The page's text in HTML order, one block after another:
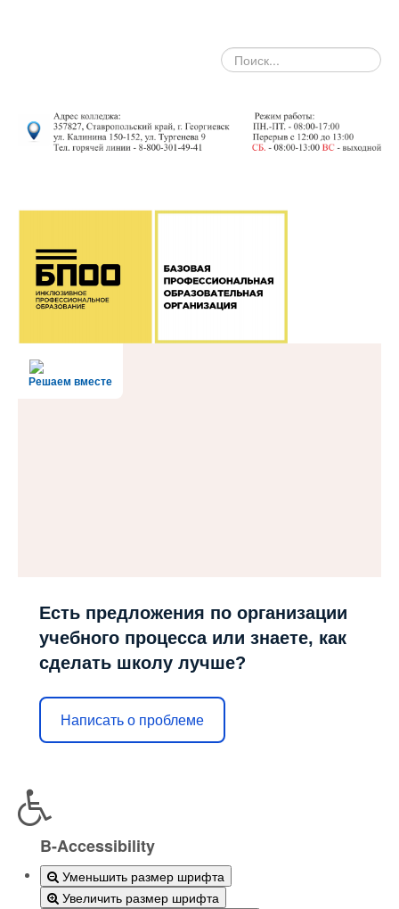
search
Решаем вместе
Есть предложения по организации
учебного процесса или знаете, как
сделать школу лучше?
Написать о проблеме
B-Accessibility
Уменьшить размер шрифта
Увеличить размер шрифта